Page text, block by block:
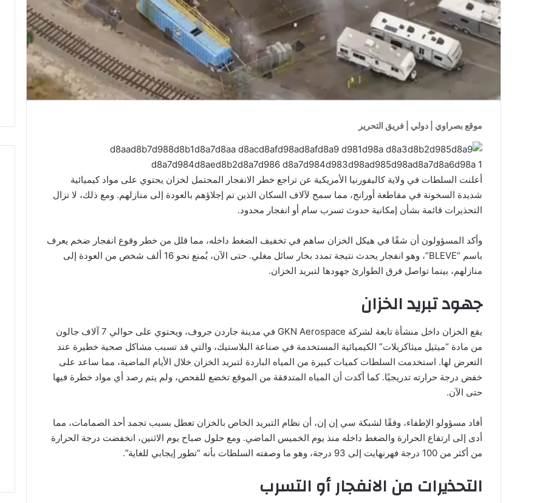
موقع بصراوي | دولي | فريق التحرير
أعلنت السلطات في ولاية كاليفورنيا الأمريكية عن تراجع خطر الانفجار المحتمل لخزان يحتوي على مواد كيميائية
شديدة السخونة في مقاطعة أورانج، مما سمح لآلاف السكان الذين تم إجلاؤهم بالعودة إلى منازلهم. ومع ذلك، لا تزال
التحذيرات قائمة بشأن إمكانية حدوث تسرب سام أو انفجار محدود.
وأكد المسؤولون أن شقًا في هيكل الخزان ساهم في تخفيف الضغط داخله، مما قلل من خطر وقوع انفجار ضخم يعرف
باسم “BLEVE”، وهو انفجار يحدث نتيجة تمدد بخار سائل مغلي. حتى الآن، يُمنع نحو 16 ألف شخص من العودة إلى
منازلهم، بينما تواصل فرق الطوارئ جهودها لتبريد الخزان.
جهود تبريد الخزان
يقع الخزان داخل منشأة تابعة لشركة GKN Aerospace في مدينة جاردن جروف، ويحتوي على حوالي 7 آلاف جالون
من مادة “ميثيل ميثاكريلات” الكيميائية المستخدمة في صناعة البلاستيك، والتي قد تسبب مشاكل صحية خطيرة عند
التعرض لها. استخدمت السلطات كميات كبيرة من المياه الباردة لتبريد الخزان خلال الأيام الماضية، مما ساعد على
خفض درجة حرارته تدريجيًا. كما أكدت أن المياه المتدفقة من الموقع تخضع للفحص، ولم يتم رصد أي مواد خطرة فيها
حتى الآن.
أفاد مسؤولو الإطفاء، وفقًا لشبكة سي إن إن، أن نظام التبريد الخاص بالخزان تعطل بسبب تجمد أحد الصمامات، مما
أدى إلى ارتفاع الحرارة والضغط داخله منذ يوم الخميس الماضي. ومع حلول صباح يوم الاثنين، انخفضت درجة الحرارة
من أكثر من 100 درجة فهرنهايت إلى 93 درجة، وهو ما وصفته السلطات بأنه “تطور إيجابي للغاية”.
التحذيرات من الانفجار أو التسرب